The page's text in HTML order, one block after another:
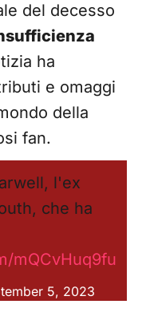
del decesso
ha
e omaggi
della
fan.
l'ex
che ha
mQCvHuq9fu
5, 2023